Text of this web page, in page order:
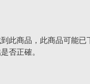
此商品，此商品可能已
否正確。